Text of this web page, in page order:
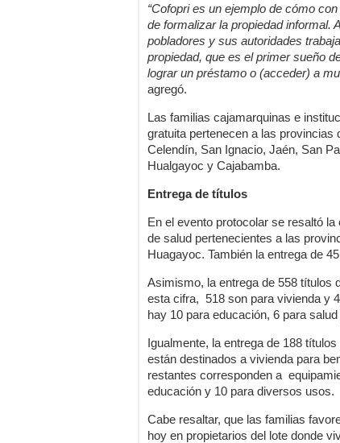
“Cofopri es un ejemplo de cómo
de formalizar la propiedad informal.
pobladores y sus autoridades
propiedad, que es el primer sueño
lograr un préstamo o (acceder) a
agregó.
Las familias cajamarquinas e
gratuita pertenecen a las
Celendín, San Ignacio, Jaén, San
Hualgayoc y Cajabamba.
Entrega de títulos
En el evento protocolar se resaltó
de salud pertenecientes a las
Huagayoc. También la entrega de
Asimismo, la entrega de 558 títulos
esta cifra, 518 son para vivienda y
hay 10 para educación, 6 para
Igualmente, la entrega de 188
están destinados a vivienda para
restantes corresponden a
educación y 10 para diversos usos.
Cabe resaltar, que las familias
hoy en propietarios del lote donde